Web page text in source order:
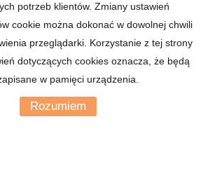
potrzeb klientów. Zmiany ustawień
cookie można dokonać w dowolnej chwili
przeglądarki. Korzystanie z tej strony
dotyczących cookies oznacza, że będą
w pamięci urządzenia.
Rozumiem